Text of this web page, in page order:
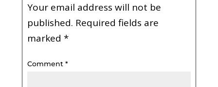
Your email address will not be
published. Required fields are
marked *
Comment *